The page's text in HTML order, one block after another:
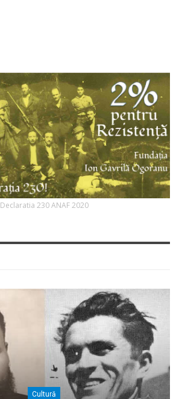
Declaratia 230 ANAF 2020
Cultură